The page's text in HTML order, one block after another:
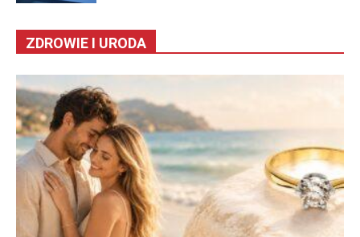
ZDROWIE I URODA